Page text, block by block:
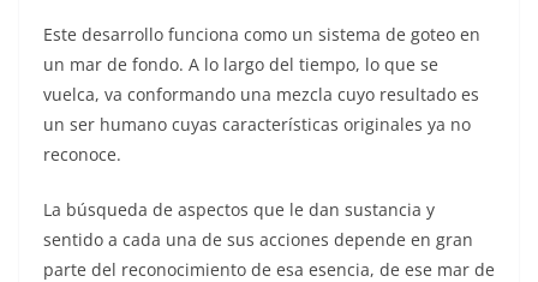
Este desarrollo funciona como un sistema de goteo en
un mar de fondo. A lo largo del tiempo, lo que se
vuelca, va conformando una mezcla cuyo resultado es
un ser humano cuyas características originales ya no
reconoce.
La búsqueda de aspectos que le dan sustancia y
sentido a cada una de sus acciones depende en gran
parte del reconocimiento de esa esencia, de ese mar de